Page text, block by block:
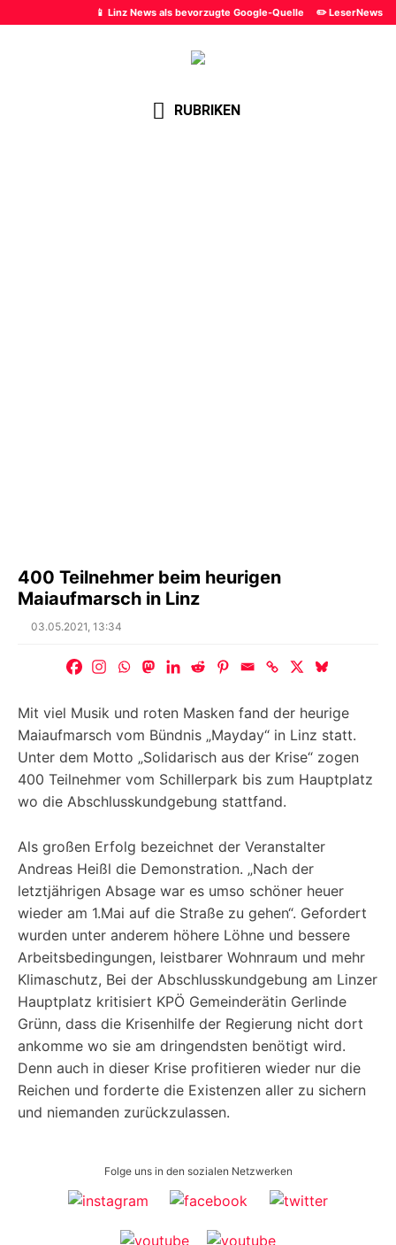
📱 Linz News als bevorzugte Google-Quelle ✏️ LeserNews
RUBRIKEN
400 Teilnehmer beim heurigen
Maiaufmarsch in Linz
Posted
03.05.2021, 13:34
Mit viel Musik und roten Masken fand der heurige
Maiaufmarsch vom Bündnis „Mayday“ in Linz statt.
Unter dem Motto „Solidarisch aus der Krise“ zogen
400 Teilnehmer vom Schillerpark bis zum Hauptplatz
wo die Abschlusskundgebung stattfand.
Als großen Erfolg bezeichnet der Veranstalter
Andreas Heißl die Demonstration. „Nach der
letztjährigen Absage war es umso schöner heuer
wieder am 1.Mai auf die Straße zu gehen“. Gefordert
wurden unter anderem höhere Löhne und bessere
Arbeitsbedingungen, leistbarer Wohnraum und mehr
Klimaschutz, Bei der Abschlusskundgebung am Linzer
Hauptplatz kritisiert KPÖ Gemeinderätin Gerlinde
Grünn, dass die Krisenhilfe der Regierung nicht dort
ankomme wo sie am dringendsten benötigt wird.
Denn auch in dieser Krise profitieren wieder nur die
Reichen und forderte die Existenzen aller zu sichern
und niemanden zurückzulassen.
Folge uns in den sozialen Netzwerken